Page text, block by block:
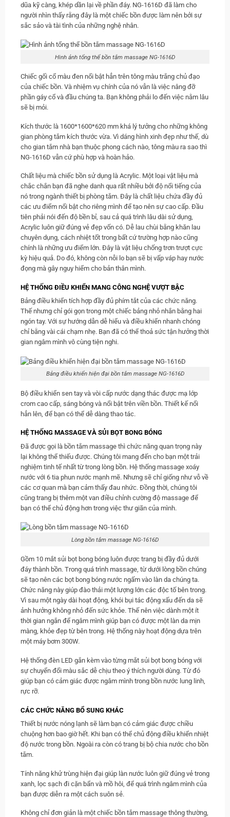
dũa kỹ càng, khép dần lại về phần đáy. NG-1616D đã làm cho
người nhìn thấy rằng đây là một chiếc bồn được làm nên bởi sự
sắc sảo và tài tình của những nghệ nhân.
Hình ảnh tổng thể bồn tắm massage NG-1616D
Chiếc gối cổ màu đen nổi bật hẳn trên tông màu trắng chủ đạo
của chiếc bồn. Và nhiệm vụ chính của nó vẫn là việc nâng đỡ
phần gáy cổ và đầu chúng ta. Bạn không phải lo đến việc nằm lâu
sẽ bị mỏi.
Kích thước là 1600*1600*620 mm khá lý tưởng cho những không
gian phòng tắm kích thước vừa. Vì dáng hình xinh đẹp như thế, dù
cho gian tắm nhà bạn thuộc phong cách nào, tông màu ra sao thì
NG-1616D vẫn cứ phù hợp và hoàn hảo.
Chất liệu mà chiếc bồn sử dụng là Acrylic. Một loại vật liệu mà
chắc chắn bạn đã nghe danh qua rất nhiều bởi độ nổi tiếng của
nó trong ngành thiết bị phòng tắm. Đây là chất liệu chứa đầy đủ
các ưu điểm nổi bật cho riêng mình để tạo nên sự cao cấp. Đầu
tiên phải nói đến độ bền bỉ, sau cả quá trình lâu dài sử dụng,
Acrylic luôn giữ đúng vẻ đẹp vốn có. Dễ lau chùi bằng khăn lau
chuyên dụng, cách nhiệt tốt trong bất cứ trường hợp nào cũng
chính là những ưu điểm lớn. Đây là vật liệu chống trơn trượt cực
kỳ hiệu quả. Do đó, không còn nỗi lo bạn sẽ bị vấp váp hay nước
đọng mà gây nguy hiểm cho bản thân mình.
HỆ THỐNG ĐIỀU KHIỂN MANG CÔNG NGHỆ VƯỢT BẬC
Bảng điều khiển tích hợp đầy đủ phím tắt của các chức năng.
Thế nhưng chỉ gói gọn trong một chiếc bảng nhỏ nhắn bằng hai
ngón tay. Với sự hướng dẫn dễ hiểu và điều khiển nhanh chóng
chỉ bằng vài cái chạm nhẹ. Bạn đã có thể thoả sức tận hưởng thời
gian ngâm mình vô cùng tiện nghi.
Bảng điều khiển hiện đại bồn tắm massage NG-1616D
Bộ điều khiển sen tay và vòi cấp nước dạng thác được mạ lớp
crom cao cấp, sáng bóng và nổi bật trên viền bồn. Thiết kế nổi
hẳn lên, để bạn có thể dễ dàng thao tác.
HỆ THỐNG MASSAGE VÀ SỦI BỌT BONG BÓNG
Đã được gọi là bồn tắm massage thì chức năng quan trọng này
lại không thể thiếu được. Chúng tôi mang đến cho bạn một trải
nghiệm tinh tế nhất từ trong lòng bồn. Hệ thống massage xoáy
nước với 6 tia phun nước mạnh mẽ. Nhưng sẽ chỉ giống như vỗ về
các cơ quan mà bạn cảm thấy đau nhức. Đồng thời, chúng tôi
cũng trang bị thêm một van điều chỉnh cường độ massage để
bạn có thể chủ động hơn trong việc thư giãn của mình.
Lòng bồn tắm massage NG-1616D
Gồm 10 mắt sủi bọt bong bóng luôn được trang bị đầy đủ dưới
đáy thành bồn. Trong quá trình massage, từ dưới lòng bồn chúng
sẽ tạo nên các bọt bong bóng nước ngấm vào làn da chúng ta.
Chức năng này giúp đào thải một lượng lớn các độc tố bên trong.
Vì sau một ngày dài hoạt động, khói bụi tác động xấu đến da sẽ
ảnh hưởng không nhỏ đến sức khỏe. Thế nên việc dành một ít
thời gian ngắn để ngâm mình giúp bạn có được một làn da mịn
màng, khỏe đẹp từ bên trong. Hệ thống này hoạt động dựa trên
một máy bơm 300W.
Hệ thống đèn LED gắn kèm vào từng mắt sủi bọt bong bóng với
sự chuyển đổi màu sắc dễ chịu theo ý thích người dùng. Từ đó
giúp bạn có cảm giác được ngâm mình trong bồn nước lung linh,
rực rỡ.
CÁC CHỨC NĂNG BỔ SUNG KHÁC
Thiết bị nước nóng lạnh sẽ làm bạn có cảm giác được chiều
chuộng hơn bao giờ hết. Khi bạn có thể chủ động điều khiển nhiệt
độ nước trong bồn. Ngoài ra còn có trang bị bộ chia nước cho bồn
tắm.
Tính năng khử trùng hiện đại giúp làn nước luôn giữ đúng vẻ trong
xanh, lọc sạch đi cặn bẩn và mồ hôi, để quá trình ngâm mình của
bạn được diễn ra một cách suôn sẻ.
Không chỉ đơn giản là một chiếc bồn tắm massage thông thường,